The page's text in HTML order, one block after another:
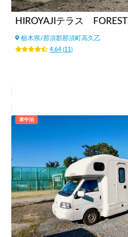
栃木県/那須郡那須町高久乙
4.64(11 )
車中泊